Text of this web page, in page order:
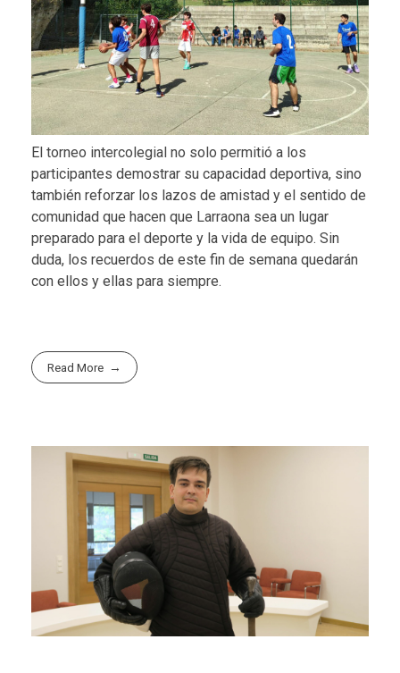
El torneo intercolegial no solo permitió a los
participantes demostrar su capacidad deportiva, sino
también reforzar los lazos de amistad y el sentido de
comunidad que hacen que Larraona sea un lugar
preparado para el deporte y la vida de equipo. Sin
duda, los recuerdos de este fin de semana quedarán
con ellos y ellas para siempre.
Read More